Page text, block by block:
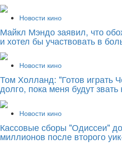
Новости кино
Майкл Мэндо заявил, что
и хотел бы участвовать в
Новости кино
Том Холланд: "Готов играть
долго, пока меня будут
Новости кино
Кассовые сборы "Одиссеи"
миллионов после второго